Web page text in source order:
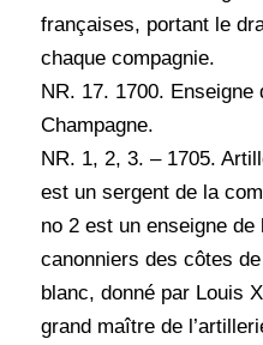
françaises, portant le
chaque compagnie.
NR. 17. 1700. Enseigne
Champagne.
NR. 1, 2, 3. – 1705.
est un sergent de la
no 2 est un enseigne
canonniers des côtes
blanc, donné par Louis
grand maître de